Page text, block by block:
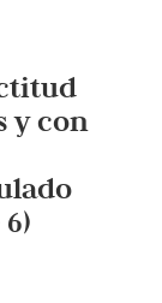
y con